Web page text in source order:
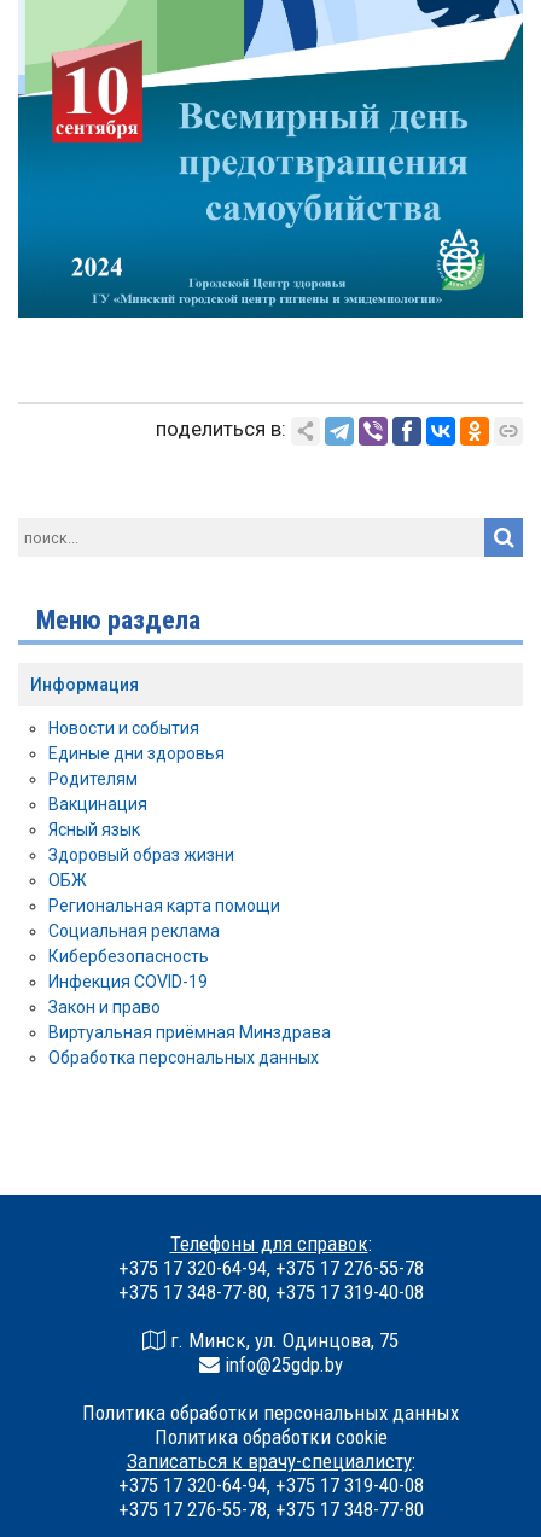
поделиться в:
Меню раздела
Информация
Новости и события
Единые дни здоровья
Родителям
Вакцинация
Ясный язык
Здоровый образ жизни
ОБЖ
Региональная карта помощи
Социальная реклама
Кибербезопасность
Инфекция COVID-19
Закон и право
Виртуальная приёмная Минздрава
Обработка персональных данных
Телефоны для справок:
+375 17 320-64-94, +375 17 276-55-78
+375 17 348-77-80, +375 17 319-40-08
г. Минск, ул. Одинцова, 75
info@25gdp.by
Политика обработки персональных данных
Политика обработки cookie
Записаться к врачу-специалисту:
+375 17 320-64-94, +375 17 319-40-08
+375 17 276-55-78, +375 17 348-77-80